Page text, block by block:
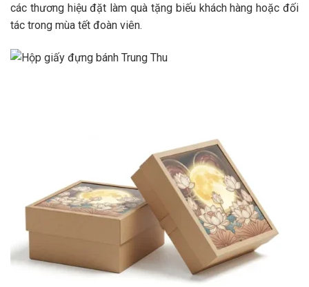
các thương hiệu đặt làm quà tặng biếu khách hàng hoặc đối
tác trong mùa tết đoàn viên.